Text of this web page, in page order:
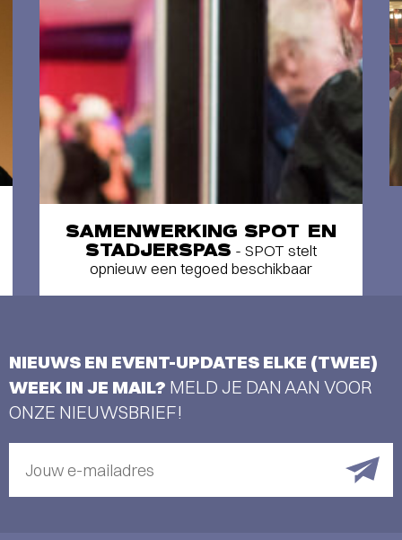
SAMENWERKING SPOT EN
STADJERSPAS - SPOT stelt
opnieuw een tegoed beschikbaar
NIEUWS EN EVENT-UPDATES ELKE (TWEE)
WEEK IN JE MAIL? MELD JE DAN AAN VOOR
ONZE NIEUWSBRIEF!
Jouw e-mailadres